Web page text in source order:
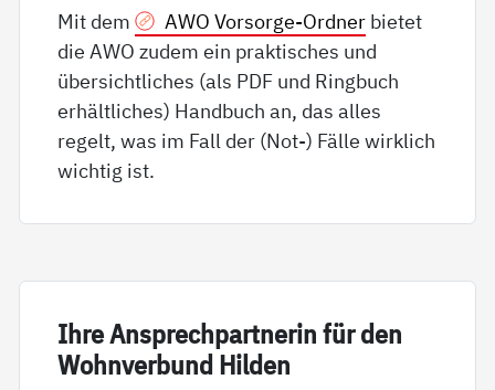
Mit dem AWO Vorsorge-Ordnerbietet
die AWO zudem ein praktisches und
übersichtliches (als PDF und Ringbuch
erhältliches) Handbuch an, das alles
regelt, was im Fall der (Not-) Fälle wirklich
wichtig ist.
Ih­re An­sp­rech­part­ne­rin für den
Wohn­ver­bund Hil­den